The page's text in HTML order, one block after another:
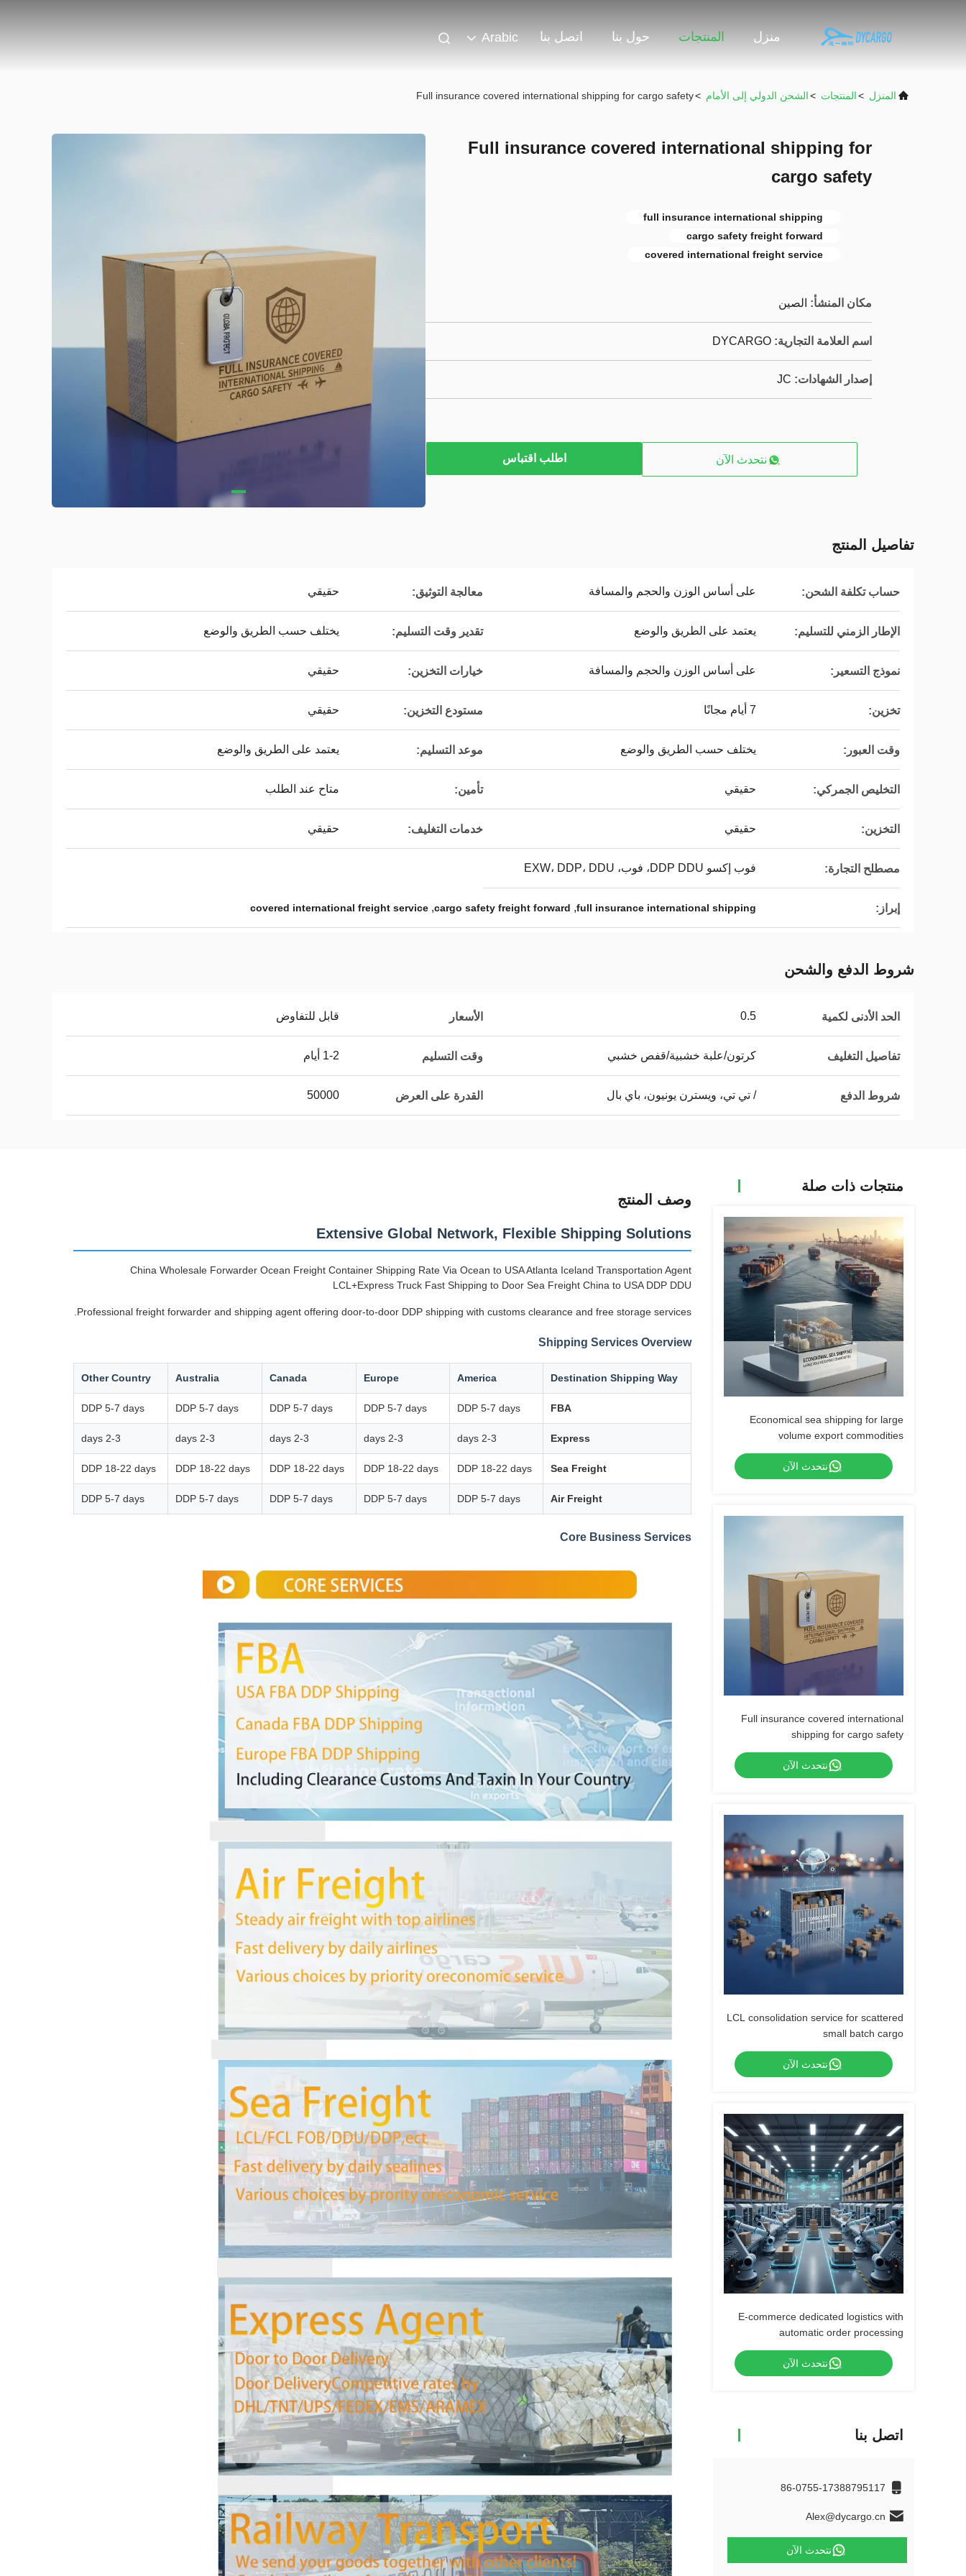
منزل المنتجات حول بنا اتصل بنا Arabic
المنزل >المنتجات >الشحن الدولي إلى الأمام >
Full insurance covered international shipping for cargo safety
Full insurance covered international shipping for
cargo safety
full insurance international shipping
cargo safety freight forward
covered international freight service
مكان المنشأ: الصين
اسم العلامة التجارية: DYCARGO
إصدار الشهادات: JC
نتحدث الآن اطلب اقتباس
تفاصيل المنتج
حساب تكلفة الشحن: على أساس الوزن والحجم والمسافة معالجة التوثيق: حقيقي
الإطار الزمني للتسليم: يعتمد على الطريق والوضع تقدير وقت التسليم: يختلف حسب الطريق والوضع
نموذج التسعير: على أساس الوزن والحجم والمسافة خيارات التخزين: حقيقي
تخزين: 7 أيام مجانًا مستودع التخزين: حقيقي
وقت العبور: يختلف حسب الطريق والوضع موعد التسليم: يعتمد على الطريق والوضع
التخليص الجمركي: حقيقي تأمين: متاح عند الطلب
التخزين: حقيقي خدمات التغليف: حقيقي
مصطلح التجارة: فوب إكسو DDP DDU، فوب، EXW، DDP، DDU
إبراز: full insurance international shipping
,
cargo safety freight forward
,
covered international freight service
شروط الدفع والشحن
الحد الأدنى لكمية 0.5 الأسعار قابل للتفاوض
تفاصيل التغليف كرتون/علبة خشبية/قفص خشبي وقت التسليم 1-2 أيام
شروط الدفع / تي تي، ويسترن يونيون، باي بال القدرة على العرض 50000
منتجات ذات صلة
Economical sea shipping for large
volume export commodities
نتحدث الآن
Full insurance covered international
shipping for cargo safety
نتحدث الآن
LCL consolidation service for scattered
small batch cargo
نتحدث الآن
E-commerce dedicated logistics with
automatic order processing
نتحدث الآن
اتصل بنا
86-0755-17388795117
Alex@dycargo.cn
نتحدث الآن
وصف المنتج
Extensive Global Network, Flexible Shipping Solutions
China Wholesale Forwarder Ocean Freight Container Shipping Rate Via Ocean to USA Atlanta Iceland Transportation Agent
LCL+Express Truck Fast Shipping to Door Sea Freight China to USA DDP DDU
Professional freight forwarder and shipping agent offering door-to-door DDP shipping with customs clearance and free storage services.
Shipping Services Overview
Destination Shipping Way
America
Europe
Canada
Australia
Other Country
FBA
DDP 5-7 days
DDP 5-7 days
DDP 5-7 days
DDP 5-7 days
DDP 5-7 days
Express
2-3 days
2-3 days
2-3 days
2-3 days
2-3 days
Sea Freight
DDP 18-22 days
DDP 18-22 days
DDP 18-22 days
DDP 18-22 days
DDP 18-22 days
Air Freight
DDP 5-7 days
DDP 5-7 days
DDP 5-7 days
DDP 5-7 days
DDP 5-7 days
Core Business Services